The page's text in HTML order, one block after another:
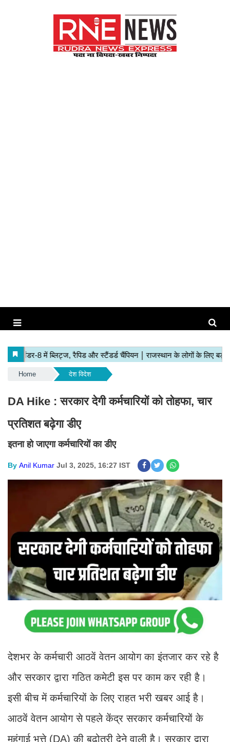
Home देश विदेश
DA Hike : सरकार देगी कर्मचारियों को तोहफा, चार
प्रतिशत बढ़ेगा डीए
इतना हो जाएगा कर्मचारियों का डीए
By Anil Kumar Jul 3, 2025, 16:27 IST
देशभर के कर्मचारी आठवें वेतन आयोग का इंतजार कर रहे है
और सरकार द्वारा गठित कमेटी इस पर काम कर रही है।
इसी बीच में कर्मचारियों के लिए राहत भरी खबर आई है।
आठवें वेतन आयोग से पहले केंद्र सरकार कर्मचारियों के
महंगाई भत्ते (DA) की बढ़ोतरी देने वाली है। सरकार द्वारा